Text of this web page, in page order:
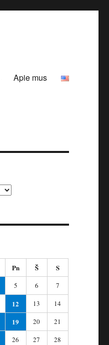
Apie mus
Pn Š S
5 6
7
12 13 14
19 20
21
26 27
28